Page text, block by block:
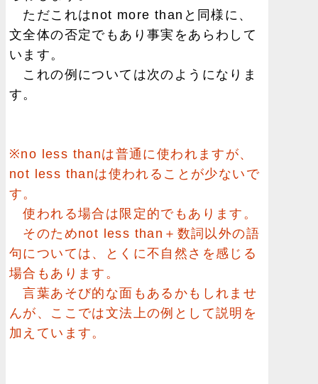
ただこれはnot more thanと同様に、
文全体の否定でもあり事実をあらわして
います。
これの例については次のようになりま
す。
※no less thanは普通に使われますが、
not less thanは使われることが少ないで
す。
使われる場合は限定的でもあります。
そのためnot less than＋数詞以外の語
句については、とくに不自然さを感じる
場合もあります。
言葉あそび的な面もあるかもしれませ
んが、ここでは文法上の例として説明を
加えています。